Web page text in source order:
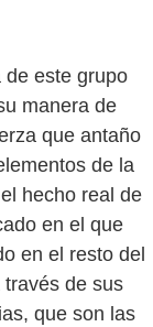
de este grupo
manera de
que antaño
de la
hecho real de
en el que
en el resto del
de sus
que son las